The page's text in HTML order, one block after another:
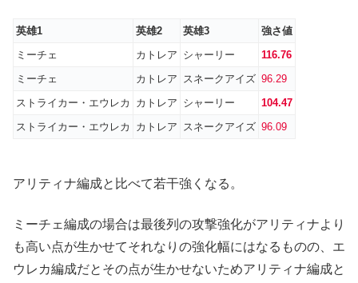
英雄1 英雄2 英雄3
強さ値
ミーチェ
カトレア シャーリー
116.76
ミーチェ
カトレア スネークアイズ 96.29
ストライカー・エウレカ
カトレア シャーリー
104.47
ストライカー・エウレカ
カトレア スネークアイズ 96.09
アリティナ編成と比べて若干強くなる。
ミーチェ編成の場合は最後列の攻撃強化がアリティナより
も高い点が生かせてそれなりの強化幅にはなるものの、エ
ウレカ編成だとその点が生かせないためアリティナ編成と